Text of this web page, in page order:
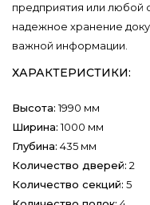
предприятия или любой
надежное хранение
важной информации.
ХАРАКТЕРИСТИКИ:
Высота:1990 мм
Ширина:1000 мм
Глубина: 435 мм
Количество дверей: 2
Количество секций: 5